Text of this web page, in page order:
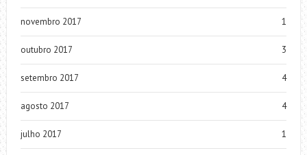
novembro 2017 1
outubro 2017 3
setembro 2017 4
agosto 2017 4
julho 2017 1